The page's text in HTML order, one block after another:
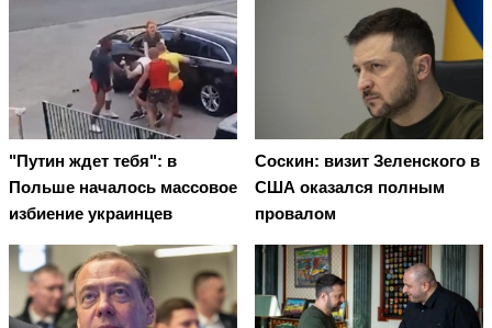
"Путин ждет тебя": в
Польше началось массовое
избиение украинцев
Соскин: визит Зеленского в
США оказался полным
провалом